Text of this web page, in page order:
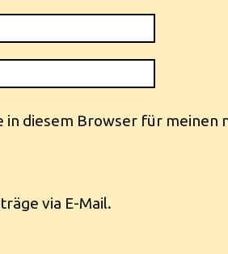
in diesem Browser für meinen
via E-Mail.